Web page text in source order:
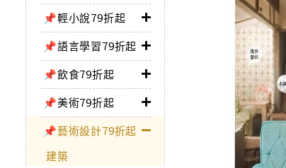
📌輕小說79折起
📌語言學習79折起
📌飲食79折起
📌美術79折起
📌藝術設計79折起
建築